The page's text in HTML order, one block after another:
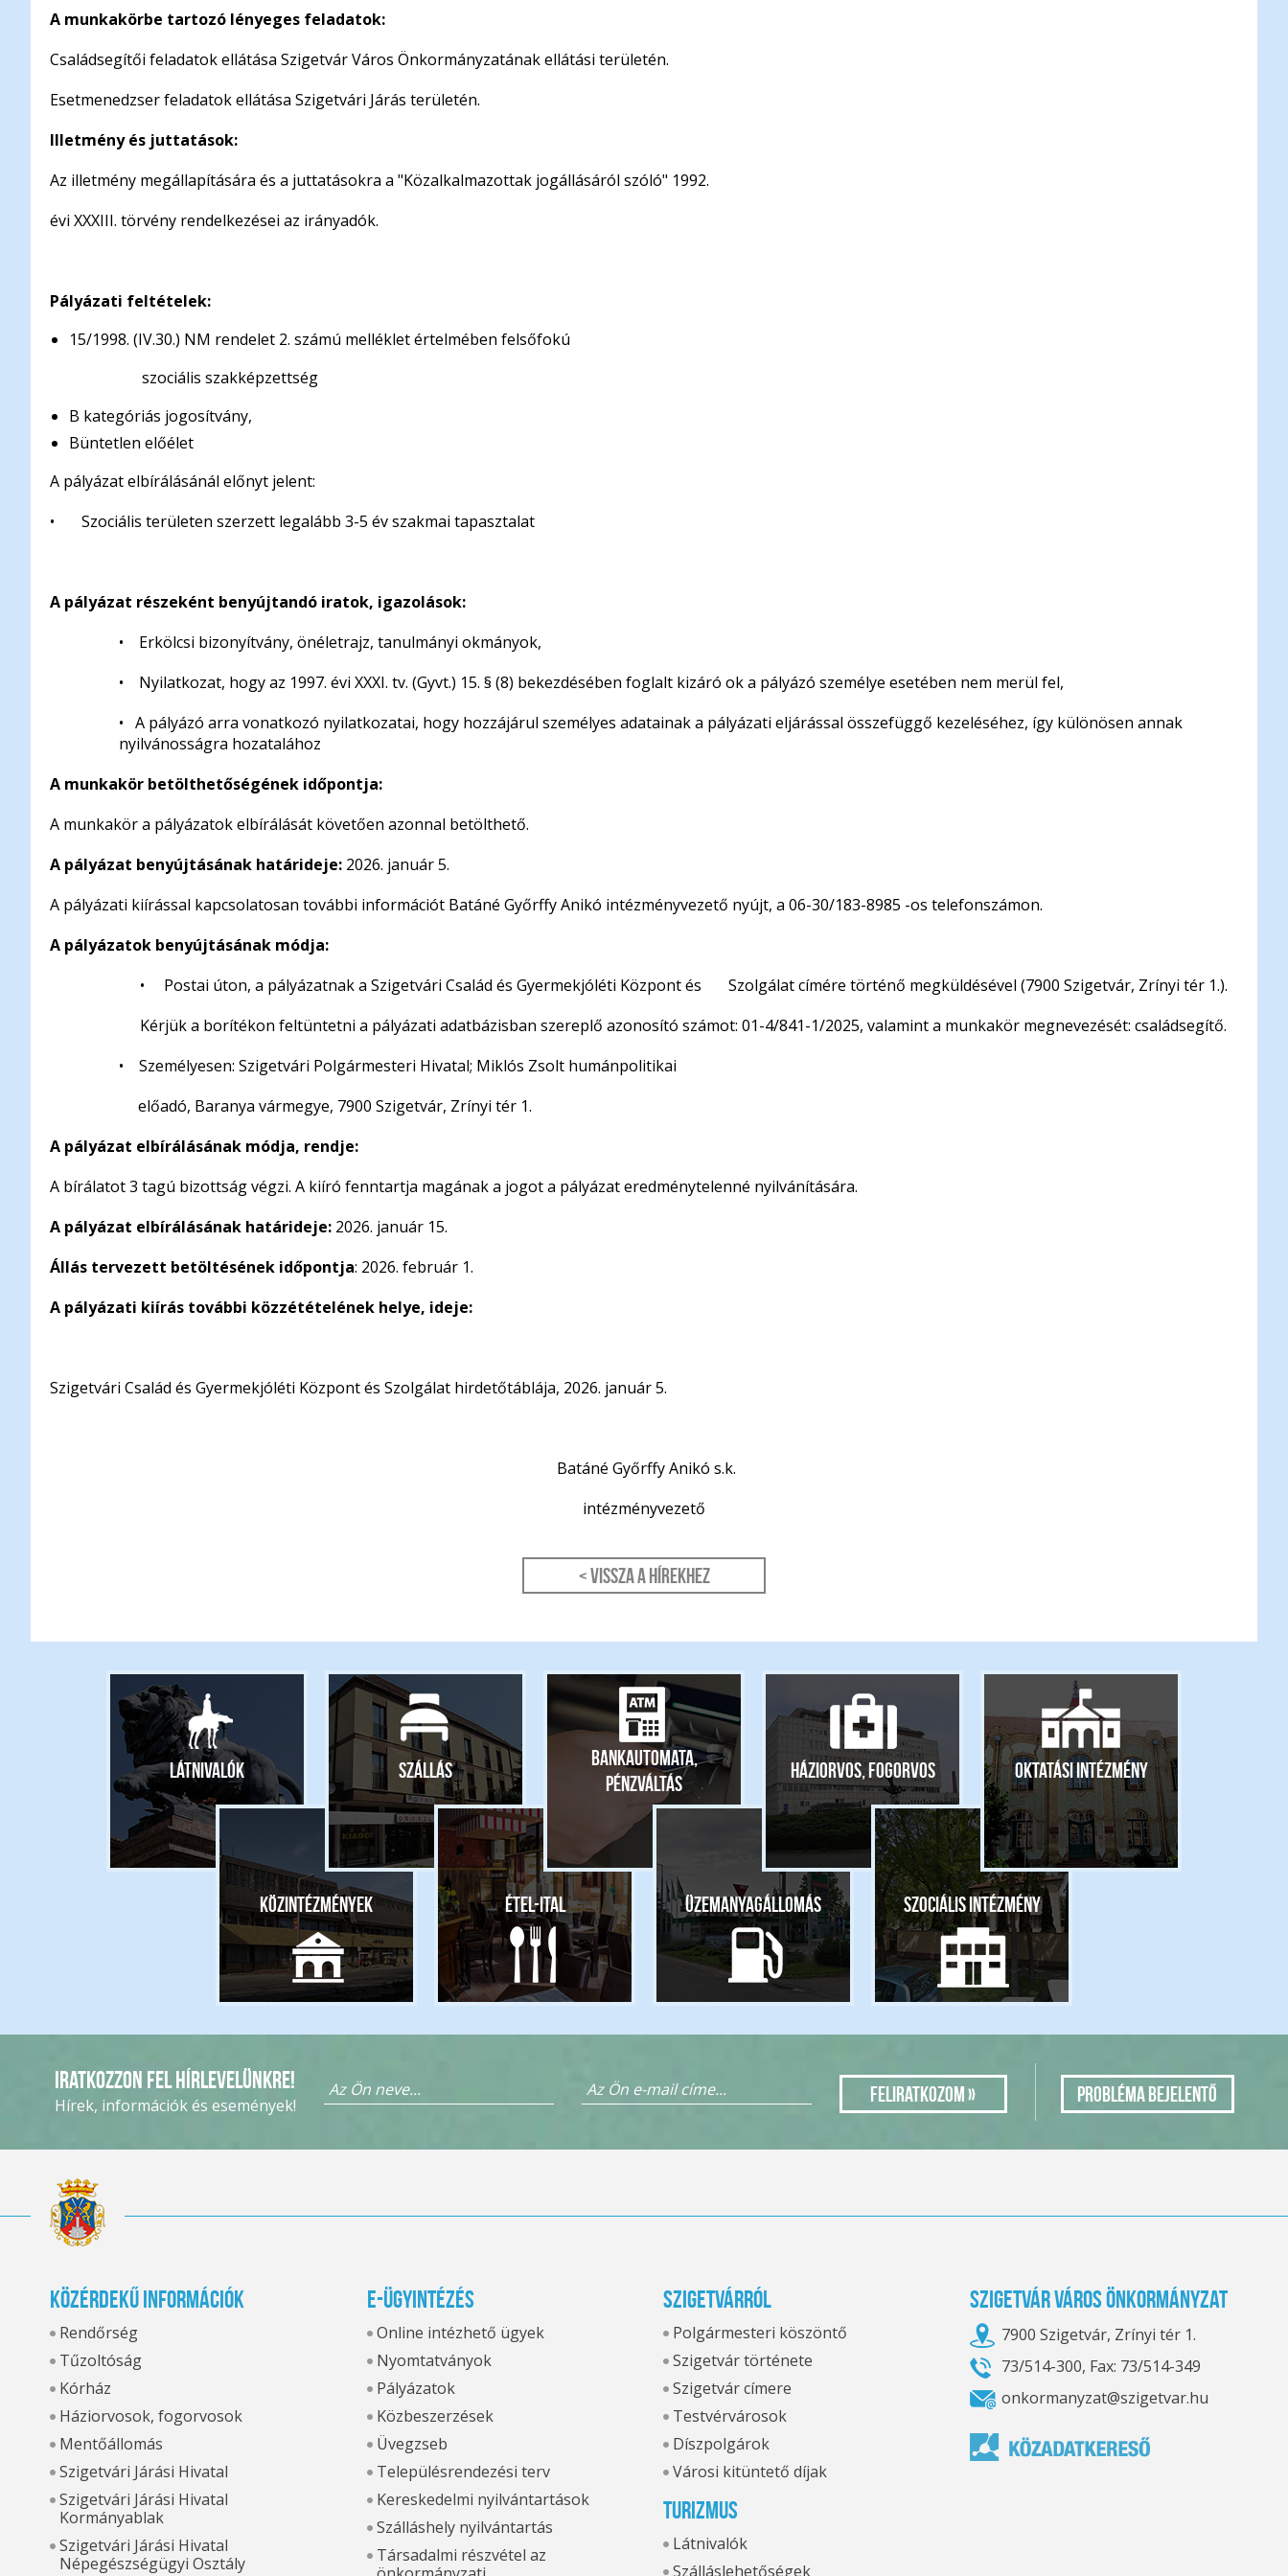
A munkakörbe tartozó lényeges feladatok:
Családsegítői feladatok ellátása Szigetvár Város Önkormányzatának ellátási területén.
Esetmenedzser feladatok ellátása Szigetvári Járás területén.
Illetmény és juttatások:
Az illetmény megállapítására és a juttatásokra a "Közalkalmazottak jogállásáról szóló" 1992.
évi XXXIII. törvény rendelkezései az irányadók.
Pályázati feltételek:
15/1998. (IV.30.) NM rendelet 2. számú melléklet értelmében felsőfokú
szociális szakképzettség
B kategóriás jogosítvány,
Büntetlen előélet
A pályázat elbírálásánál előnyt jelent:
• Szociális területen szerzett legalább 3-5 év szakmai tapasztalat
A pályázat részeként benyújtandó iratok, igazolások:
• Erkölcsi bizonyítvány, önéletrajz, tanulmányi okmányok,
• Nyilatkozat, hogy az 1997. évi XXXI. tv. (Gyvt.) 15. § (8) bekezdésében foglalt kizáró ok a pályázó személye esetében nem merül fel,
• A pályázó arra vonatkozó nyilatkozatai, hogy hozzájárul személyes adatainak a pályázati eljárással összefüggő kezeléséhez, így különösen annak
nyilvánosságra hozatalához
A munkakör betölthetőségének időpontja:
A munkakör a pályázatok elbírálását követően azonnal betölthető.
A pályázat benyújtásának határideje: 2026. január 5.
A pályázati kiírással kapcsolatosan további információt Batáné Győrffy Anikó intézményvezető nyújt, a 06-30/183-8985 -os telefonszámon.
A pályázatok benyújtásának módja:
• Postai úton, a pályázatnak a Szigetvári Család és Gyermekjóléti Központ és Szolgálat címére történő megküldésével (7900 Szigetvár, Zrínyi tér 1.).
Kérjük a borítékon feltüntetni a pályázati adatbázisban szereplő azonosító számot: 01-4/841-1/2025, valamint a munkakör megnevezését: családsegítő.
• Személyesen: Szigetvári Polgármesteri Hivatal; Miklós Zsolt humánpolitikai
előadó, Baranya vármegye, 7900 Szigetvár, Zrínyi tér 1.
A pályázat elbírálásának módja, rendje:
A bírálatot 3 tagú bizottság végzi. A kiíró fenntartja magának a jogot a pályázat eredménytelenné nyilvánítására.
A pályázat elbírálásának határideje: 2026. január 15.
Állás tervezett betöltésének időpontja: 2026. február 1.
A pályázati kiírás további közzétételének helye, ideje:
Szigetvári Család és Gyermekjóléti Központ és Szolgálat hirdetőtáblája, 2026. január 5.
Batáné Győrffy Anikó s.k.
intézményvezető
< Vissza a hírekhez
Látnivalók
Közintézmények
Szállás
Étel-ital
Bankautomata,
pénzváltás
Üzemanyagállomás
Háziorvos, fogorvos
Szociális intézmény
Oktatási intézmény
Iratkozzon fel hírlevelünkre!
Hírek, információk és események! Probléma bejelentő
Közérdekű információk
Rendőrség
Tűzoltóság
Kórház
Háziorvosok, fogorvosok
Mentőállomás
Szigetvári Járási Hivatal
Szigetvári Járási Hivatal
Kormányablak
Szigetvári Járási Hivatal
Népegészségügyi Osztály
E-ügyintézés
Online intézhető ügyek
Nyomtatványok
Pályázatok
Közbeszerzések
Üvegzseb
Településrendezési terv
Kereskedelmi nyilvántartások
Szálláshely nyilvántartás
Társadalmi részvétel az
Szigetvárról
Polgármesteri köszöntő
Szigetvár története
Szigetvár címere
Testvérvárosok
Díszpolgárok
Városi kitüntető díjak
Turizmus
Látnivalók
Szálláslehetőségek
Szigetvár Város Önkormányzat
7900 Szigetvár, Zrínyi tér 1.
73/514-300, Fax: 73/514-349
onkormanyzat@szigetvar.hu